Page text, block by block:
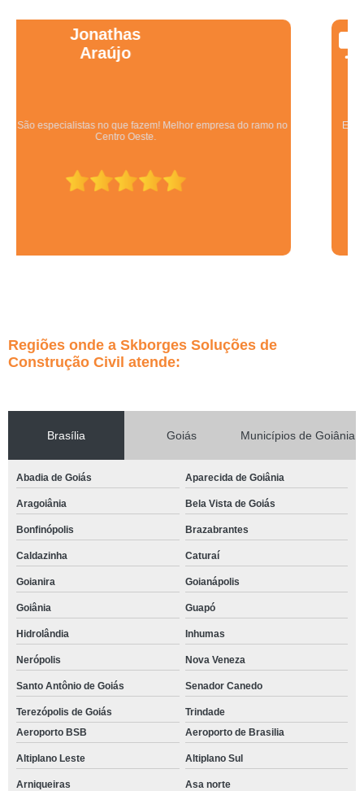
Wanessa
Equipe qualificada, atendimento muito pontual e de forma organizada.
Preza pela qualidade, bom gosto e preço justo.
Regiões onde a Skborges Soluções de
Construção Civil atende:
Brasília Goiás Municípios de Goiânia
Abadia de Goiás Aparecida de Goiânia
Aragoiânia Bela Vista de Goiás
Bonfinópolis Brazabrantes
Caldazinha Caturaí
Goianira Goianápolis
Goiânia Guapó
Hidrolândia Inhumas
Nerópolis Nova Veneza
Santo Antônio de Goiás Senador Canedo
Terezópolis de Goiás
Trindade
Aeroporto BSB
Aeroporto de Brasilia
Altiplano Leste Altiplano Sul
Arniqueiras Asa norte